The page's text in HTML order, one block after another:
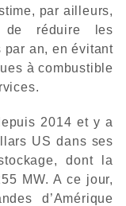
par ailleurs,
de réduire les
par an, en évitant
à combustible
2014 et y a
US dans ses
dont la
MW. A ce jour,
d’Amérique